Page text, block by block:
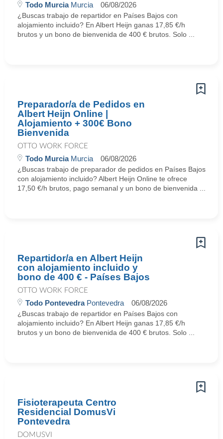
Todo MurciaMurcia 06/08/2026
¿Buscas trabajo de repartidor en Países Bajos con
alojamiento incluido? En Albert Heijn ganas 17,85 €/h
brutos y un bono de bienvenida de 400 € brutos. Solo ...
Preparador/a de Pedidos en
Albert Heijn Online |
Alojamiento + 300€ Bono
Bienvenida
OTTO WORK FORCE
Todo MurciaMurcia 06/08/2026
¿Buscas trabajo de preparador de pedidos en Países Bajos
con alojamiento incluido? Albert Heijn Online te ofrece
17,50 €/h brutos, pago semanal y un bono de bienvenida ...
Repartidor/a en Albert Heijn
con alojamiento incluido y
bono de 400 € - Países Bajos
OTTO WORK FORCE
Todo PontevedraPontevedra 06/08/2026
¿Buscas trabajo de repartidor en Países Bajos con
alojamiento incluido? En Albert Heijn ganas 17,85 €/h
brutos y un bono de bienvenida de 400 € brutos. Solo ...
Fisioterapeuta Centro
Residencial DomusVi
Pontevedra
DOMUSVI